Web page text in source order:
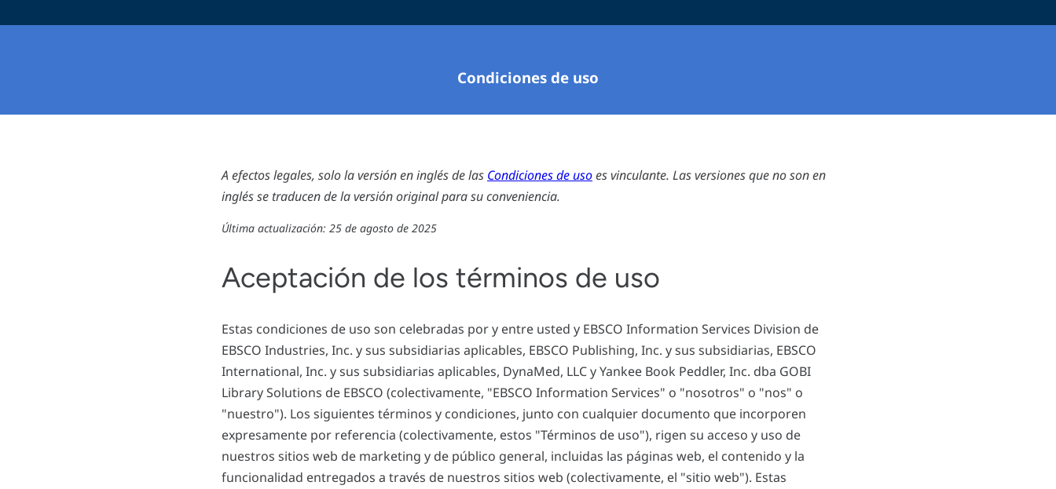
Condiciones de uso
A efectos legales, solo la versión en inglés de las Condiciones de usoes vinculante. Las versiones que no son en
inglés se traducen de la versión original para su conveniencia.
Última actualización: 25 de agosto de 2025
Aceptación de los términos de uso
Estas condiciones de uso son celebradas por y entre usted y EBSCO Information Services Division de
EBSCO Industries, Inc. y sus subsidiarias aplicables, EBSCO Publishing, Inc. y sus subsidiarias, EBSCO
International, Inc. y sus subsidiarias aplicables, DynaMed, LLC y Yankee Book Peddler, Inc. dba GOBI
Library Solutions de EBSCO (colectivamente, "EBSCO Information Services" o "nosotros" o "nos" o
"nuestro"). Los siguientes términos y condiciones, junto con cualquier documento que incorporen
expresamente por referencia (colectivamente, estos "Términos de uso"), rigen su acceso y uso de
nuestros sitios web de marketing y de público general, incluidas las páginas web, el contenido y la
funcionalidad entregados a través de nuestros sitios web (colectivamente, el "sitio web"). Estas